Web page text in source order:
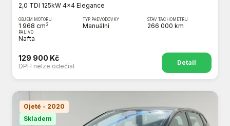
2,0 TDI 125kW 4x4 Elegance
OBJEM MOTORU
1 968 cm3
TYP PŘEVODOVKY
Manuální
STAV TACHOMETRU
266 000 km
PALIVO
Nafta
129 900 Kč
DPH nelze odečíst Detail
Ojeté - 2020
Skladem